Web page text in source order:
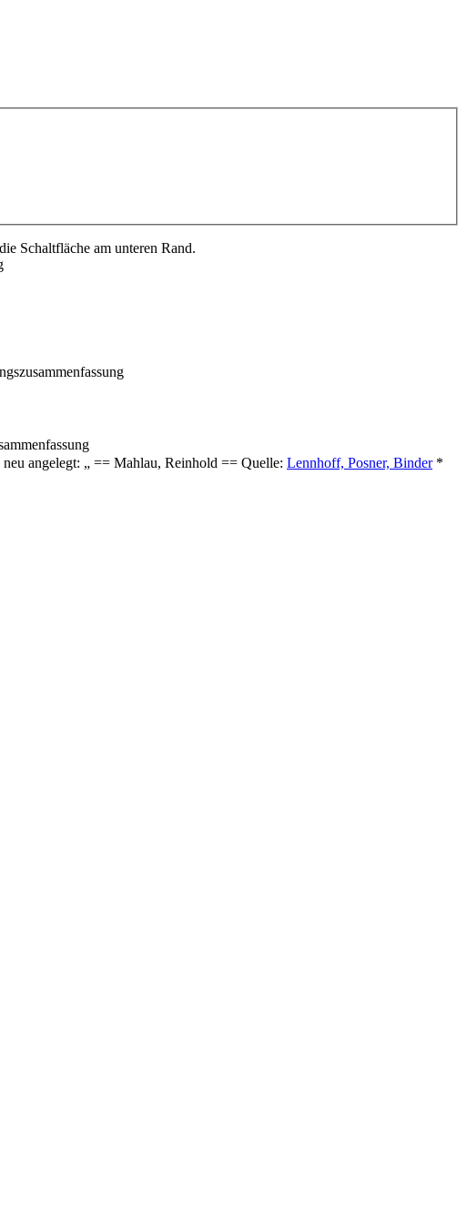
Schaltfläche am unteren Rand.
angelegt: „ == Mahlau, Reinhold == Quelle: Lennhoff, Posner, Binder*